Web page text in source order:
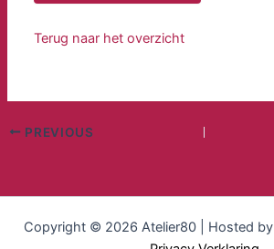
Terug naar het overzicht
PREVIOUS
Copyright © 2026 Atelier80 | Hosted by